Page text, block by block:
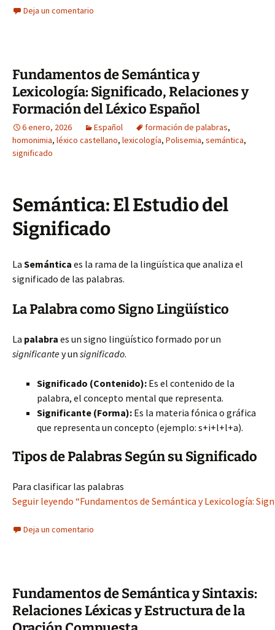
Deja un comentario
Fundamentos de Semántica y
Lexicología: Significado, Relaciones y
Formación del Léxico Español
6 enero, 2026 Español formación de palabras,
homonimia, léxico castellano, lexicología, Polisemia, semántica,
significado
Semántica: El Estudio del
Significado
La Semántica es la rama de la lingüística que analiza el
significado de las palabras.
La Palabra como Signo Lingüístico
La palabra es un signo lingüístico formado por un
significantey un significado.
Significado (Contenido): Es el contenido de la
palabra, el concepto mental que representa.
Significante (Forma): Es la materia fónica o gráfica
que representa un concepto (ejemplo: s+i+l+l+a).
Tipos de Palabras Según su Significado
Para clasificar las palabras
Seguir leyendo “Fundamentos de Semántica y Lexicología:
Deja un comentario
Fundamentos de Semántica y Sintaxis:
Relaciones Léxicas y Estructura de la